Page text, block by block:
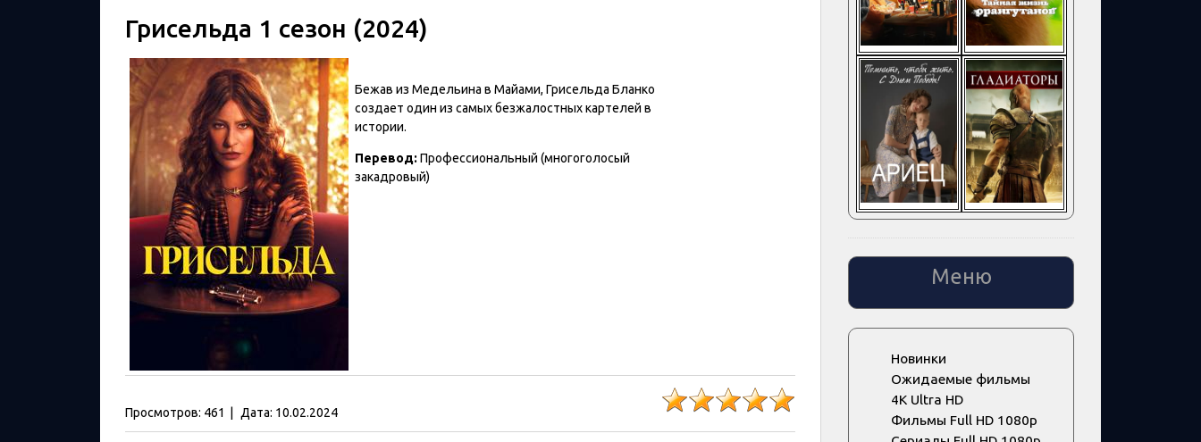
Грисельда 1 сезон (2024)
Бежав из Медельина в Майами, Грисельда Бланко
создает один из самых безжалостных картелей в
истории.
Перевод: Профессиональный (многоголосый
закадровый)
Просмотров: 461 Дата: 10.02.2024
Меню
Новинки
Ожидаемые фильмы
4K Ultra HD
Фильмы Full HD 1080p